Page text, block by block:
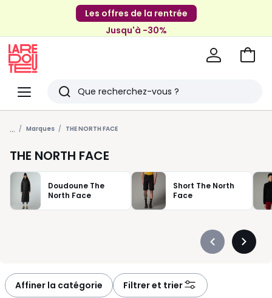
Les offres de la rentrée
Jusqu'à -30%
Menu
Redoute
Rechercher
Derniers
articles
vus
Aller
... Marques THE NORTH FACE
THE NORTH FACE
Doudoune The
North Face
Short The North
Face
Précédent
Affiner la catégorie Filtrer et trier